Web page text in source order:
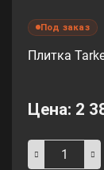
Под заказ
Плитка
Цена: 2